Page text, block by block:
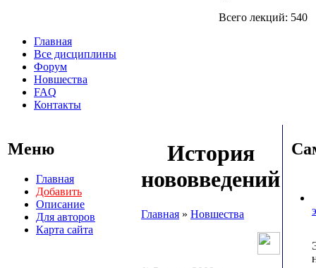
Всего лекций: 540
Главная
Все дисциплины
Форум
Новшества
FAQ
Контакты
Меню
Главная
Добавить
Описание
Для авторов
Карта сайта
История
нововведений
Главная » Новшества